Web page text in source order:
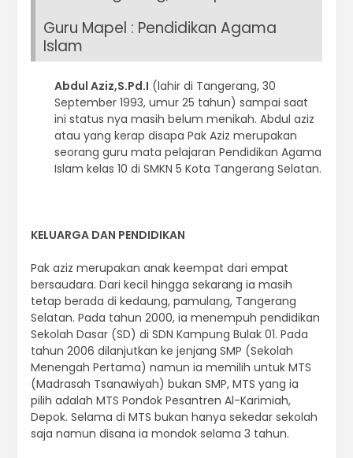
Guru Mapel : Pendidikan Agama
Islam
Abdul Aziz,S.Pd.I (lahir di Tangerang, 30
September 1993, umur 25 tahun) sampai saat
ini status nya masih belum menikah. Abdul aziz
atau yang kerap disapa Pak Aziz merupakan
seorang guru mata pelajaran Pendidikan Agama
Islam kelas 10 di SMKN 5 Kota Tangerang Selatan.
KELUARGA DAN PENDIDIKAN
Pak aziz merupakan anak keempat dari empat
bersaudara. Dari kecil hingga sekarang ia masih
tetap berada di kedaung, pamulang, Tangerang
Selatan. Pada tahun 2000, ia menempuh pendidikan
Sekolah Dasar (SD) di SDN Kampung Bulak 01. Pada
tahun 2006 dilanjutkan ke jenjang SMP (Sekolah
Menengah Pertama) namun ia memilih untuk MTS
(Madrasah Tsanawiyah) bukan SMP, MTS yang ia
pilih adalah MTS Pondok Pesantren Al-Karimiah,
Depok. Selama di MTS bukan hanya sekedar sekolah
saja namun disana ia mondok selama 3 tahun.